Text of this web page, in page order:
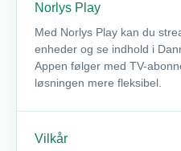
Norlys Play
Med Norlys Play kan du
enheder og se indhold i
Appen følger med TV-
løsningen mere fleksibel.
Vilkår